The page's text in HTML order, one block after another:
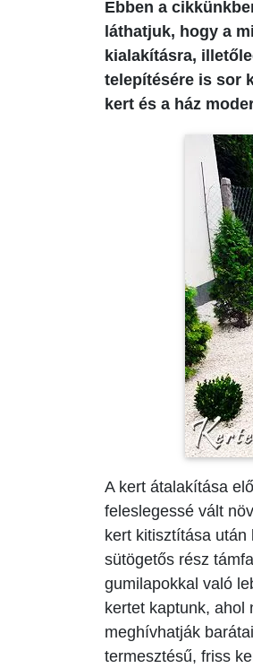
Ebben a
láthatjuk, hogy a
kialakításra,
telepítésére is sor
kert és a ház
A kert átalakítása
feleslegessé vált
kert kitisztítása után
sütögetős rész
gumilapokkal való
kertet kaptunk, ahol
meghívhatják
termesztésű, friss